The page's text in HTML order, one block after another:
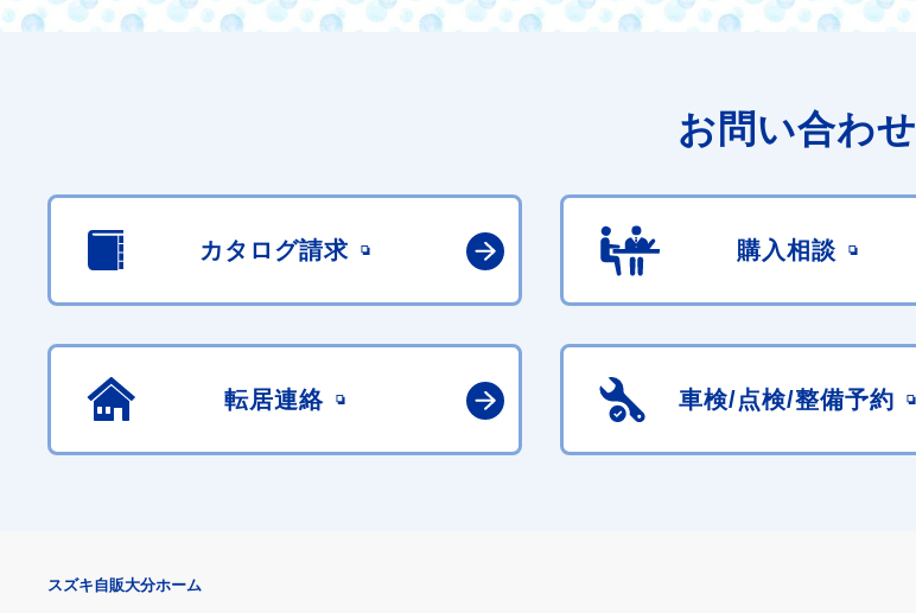
お問い合わせ
カタログ請求 購入相談
転居連絡 車検/点検/整備予約
スズキ自販大分ホーム